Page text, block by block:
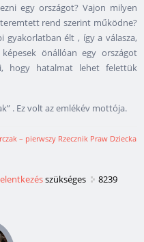
egy országot? Vajon milyen
rend szerint működne?
gyakorlatban élt , így a válasza,
önállóan egy országot
hogy hatalmat lehet felettük
. Ez volt az emlékév mottója.
– pierwszy Rzecznik Praw Dziecka
szükséges
8239